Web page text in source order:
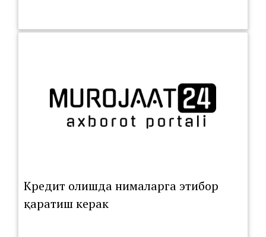
Кредит олишда нималарга этибор
қаратиш керак